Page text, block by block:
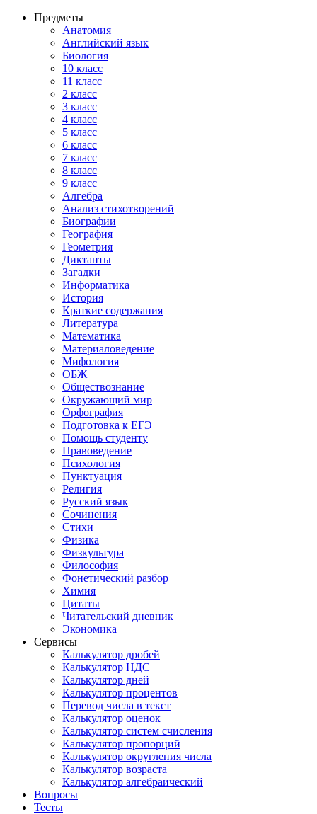
Предметы
Анатомия
Английский язык
Биология
10 класс
11 класс
2 класс
3 класс
4 класс
5 класс
6 класс
7 класс
8 класс
9 класс
Алгебра
Анализ стихотворений
Биографии
География
Геометрия
Диктанты
Загадки
Информатика
История
Краткие содержания
Литература
Математика
Материаловедение
Мифология
ОБЖ
Обществознание
Окружающий мир
Орфография
Подготовка к ЕГЭ
Помощь студенту
Правоведение
Психология
Пунктуация
Религия
Русский язык
Сочинения
Стихи
Физика
Физкультура
Философия
Фонетический разбор
Химия
Цитаты
Читательский дневник
Экономика
Сервисы
Калькулятор дробей
Калькулятор НДС
Калькулятор дней
Калькулятор процентов
Перевод числа в текст
Калькулятор оценок
Калькулятор систем счисления
Калькулятор пропорций
Калькулятор округления числа
Калькулятор возраста
Калькулятор алгебраический
Вопросы
Тесты